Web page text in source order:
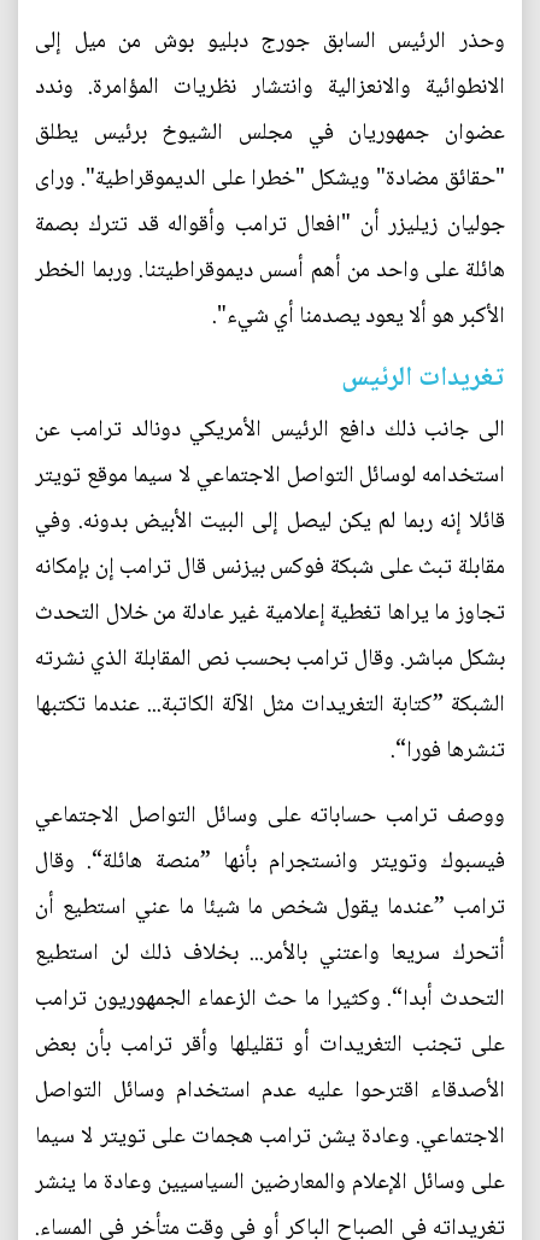
وحذر الرئيس السابق جورج دبليو بوش من ميل إلى
الانطوائية والانعزالية وانتشار نظريات المؤامرة. وندد
عضوان جمهوريان في مجلس الشيوخ برئيس يطلق
"حقائق مضادة" ويشكل "خطرا على الديموقراطية". وراى
جوليان زيليزر أن "افعال ترامب وأقواله قد تترك بصمة
هائلة على واحد من أهم أسس ديموقراطيتنا. وربما الخطر
الأكبر هو ألا يعود يصدمنا أي شيء".
تغريدات الرئيس
الى جانب ذلك دافع الرئيس الأمريكي دونالد ترامب عن
استخدامه لوسائل التواصل الاجتماعي لا سيما موقع تويتر
قائلا إنه ربما لم يكن ليصل إلى البيت الأبيض بدونه. وفي
مقابلة تبث على شبكة فوكس بيزنس قال ترامب إن بإمكانه
تجاوز ما يراها تغطية إعلامية غير عادلة من خلال التحدث
بشكل مباشر. وقال ترامب بحسب نص المقابلة الذي نشرته
الشبكة ”كتابة التغريدات مثل الآلة الكاتبة... عندما تكتبها
تنشرها فورا“.
ووصف ترامب حساباته على وسائل التواصل الاجتماعي
فيسبوك وتويتر وانستجرام بأنها ”منصة هائلة“. وقال
ترامب ”عندما يقول شخص ما شيئا ما عني استطيع أن
أتحرك سريعا واعتني بالأمر... بخلاف ذلك لن استطيع
التحدث أبدا“. وكثيرا ما حث الزعماء الجمهوريون ترامب
على تجنب التغريدات أو تقليلها وأقر ترامب بأن بعض
الأصدقاء اقترحوا عليه عدم استخدام وسائل التواصل
الاجتماعي. وعادة يشن ترامب هجمات على تويتر لا سيما
على وسائل الإعلام والمعارضين السياسيين وعادة ما ينشر
تغريداته في الصباح الباكر أو في وقت متأخر في المساء.